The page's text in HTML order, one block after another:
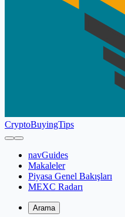
CryptoBuyingTips
navGuides
Makaleler
Piyasa Genel Bakışları
MEXC Radarı
Arama